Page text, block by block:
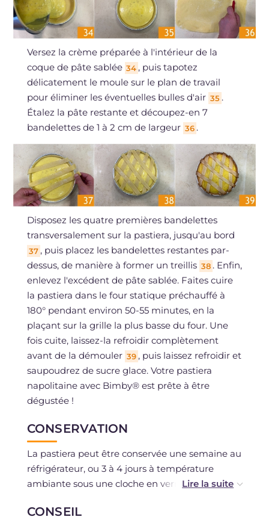
Versez la crème préparée à l'intérieur de la
coque de pâte sablée 34 , puis tapotez
délicatement le moule sur le plan de travail
pour éliminer les éventuelles bulles d'air 35 .
Étalez la pâte restante et découpez-en 7
bandelettes de 1 à 2 cm de largeur 36 .
Disposez les quatre premières bandelettes
transversalement sur la pastiera, jusqu'au bord
37 , puis placez les bandelettes restantes par-
dessus, de manière à former un treillis 38 . Enfin,
enlevez l'excédent de pâte sablée. Faites cuire
la pastiera dans le four statique préchauffé à
180° pendant environ 50-55 minutes, en la
plaçant sur la grille la plus basse du four. Une
fois cuite, laissez-la refroidir complètement
avant de la démouler 39 , puis laissez refroidir et
saupoudrez de sucre glace. Votre pastiera
napolitaine avec Bimby® est prête à être
dégustée !
CONSERVATION
La pastiera peut être conservée une semaine au
réfrigérateur, ou 3 à 4 jours à température
ambiante sous une cloche en verre. Elle peut
moule ou en tranches.
CONSEIL